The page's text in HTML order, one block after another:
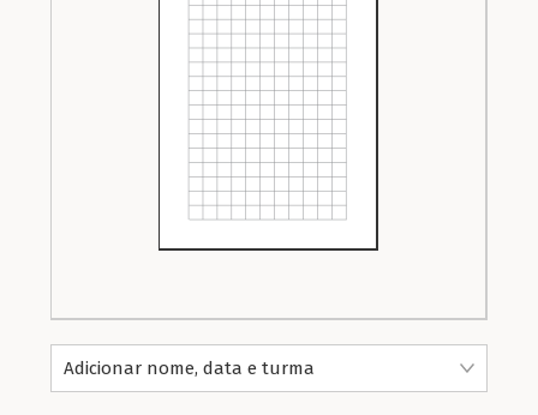
Adicionar nome, data e turma